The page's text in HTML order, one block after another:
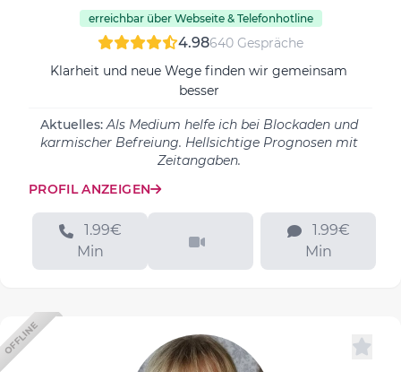
erreichbar über Webseite & Telefonhotline
4.98640 Gespräche
Klarheit und neue Wege finden wir gemeinsam
besser
Aktuelles:Als Medium helfe ich bei Blockaden und
karmischer Befreiung. Hellsichtige Prognosen mit
Zeitangaben.
PROFIL ANZEIGEN
Min
Min
OFFLINE